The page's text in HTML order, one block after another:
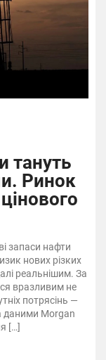
тануть
Ринок
запаси нафти
нових різких
реальнішим. За
вразливим не
потрясінь —
даними Morgan
[…]